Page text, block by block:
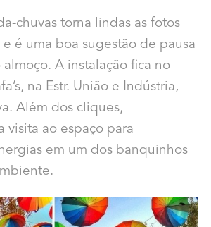
chuvas torna lindas as fotos
é uma boa sugestão de pausa
A instalação fica no
na Estr. União e Indústria,
Além dos cliques,
visita ao espaço para
em um dos banquinhos